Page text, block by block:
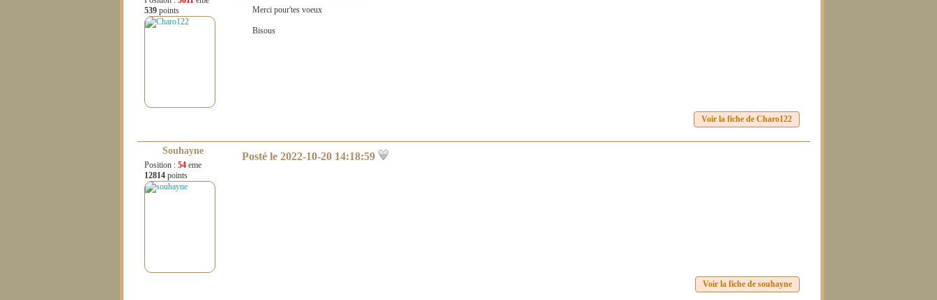
539 points Merci pour'tes voeux
Bisous
Voir la fiche de Charo122
Souhayne
Position : 54 eme
12814 points
Posté le 2022-10-20 14:18:59
Voir la fiche de souhayne